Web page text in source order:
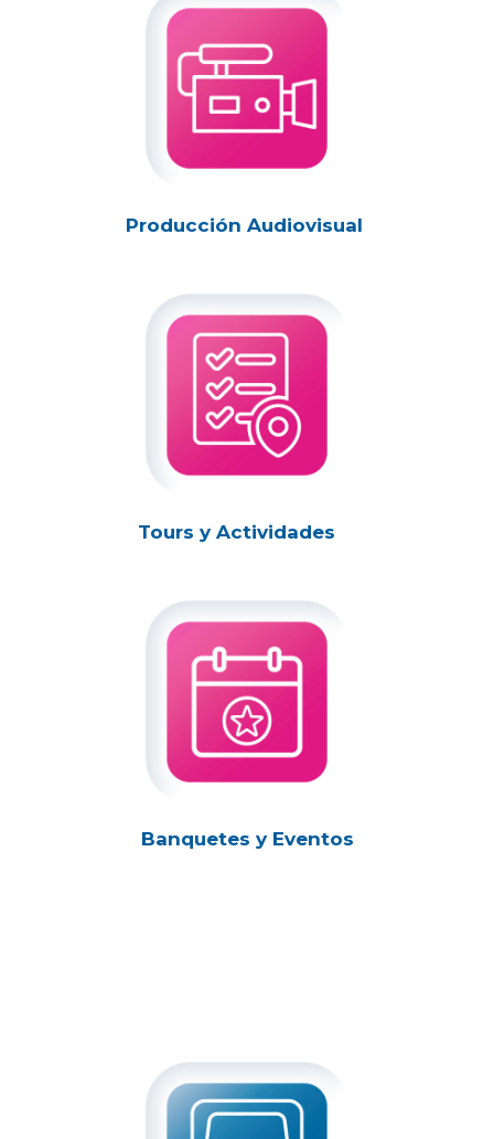
Producción Audiovisual
Tours y Actividades
Banquetes y Eventos